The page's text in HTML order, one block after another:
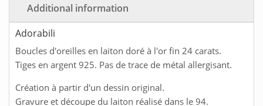
Additional information
Adorabili
Boucles d'oreilles en laiton doré à l'or fin 24 carats.
Tiges en argent 925. Pas de trace de métal allergisant.
Création à partir d'un dessin original.
Gravure et découpe du laiton réalisé dans le 94.